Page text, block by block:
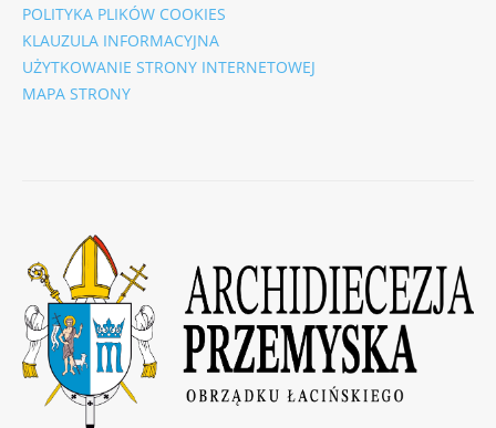
POLITYKA PLIKÓW COOKIES
KLAUZULA INFORMACYJNA
UŻYTKOWANIE STRONY INTERNETOWEJ
MAPA STRONY